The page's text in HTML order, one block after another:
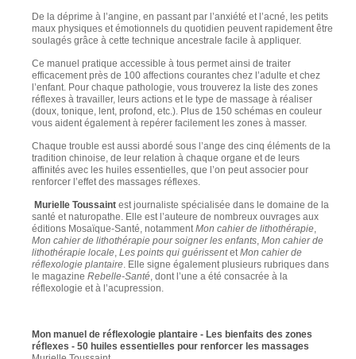
De la déprime à l’angine, en passant par l’anxiété et l’acné, les petits
maux physiques et émotionnels du quotidien peuvent rapidement être
soulagés grâce à cette technique ancestrale facile à appliquer.
Ce manuel pratique accessible à tous permet ainsi de traiter
efficacement près de 100 affections courantes chez l’adulte et chez
l’enfant. Pour chaque pathologie, vous trouverez la liste des zones
réflexes à travailler, leurs actions et le type de massage à réaliser
(doux, tonique, lent, profond, etc.). Plus de 150 schémas en couleur
vous aident également à repérer facilement les zones à masser.
Chaque trouble est aussi abordé sous l’ange des cinq éléments de la
tradition chinoise, de leur relation à chaque organe et de leurs
affinités avec les huiles essentielles, que l’on peut associer pour
renforcer l’effet des massages réflexes.
Murielle Toussaint est journaliste spécialisée dans le domaine de la
santé et naturopathe. Elle est l’auteure de nombreux ouvrages aux
éditions Mosaïque-Santé, notammentMon cahier de lithothérapie,
Mon cahier de lithothérapie pour soigner les enfants, Mon cahier de
lithothérapie locale, Les points qui guérissentetMon cahier de
réflexologie plantaire. Elle signe également plusieurs rubriques dans
le magazine Rebelle-Santé, dont l’une a été consacrée à la
réflexologie et à l’acupression.
Mon manuel de réflexologie plantaire - Les bienfaits des zones
réflexes - 50 huiles essentielles pour renforcer les massages